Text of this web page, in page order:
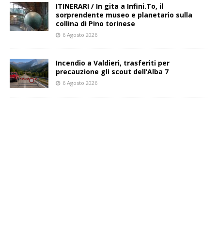
ITINERARI / In gita a Infini.To, il
sorprendente museo e planetario sulla
collina di Pino torinese
6 Agosto 2026
Incendio a Valdieri, trasferiti per
precauzione gli scout dell’Alba 7
6 Agosto 2026